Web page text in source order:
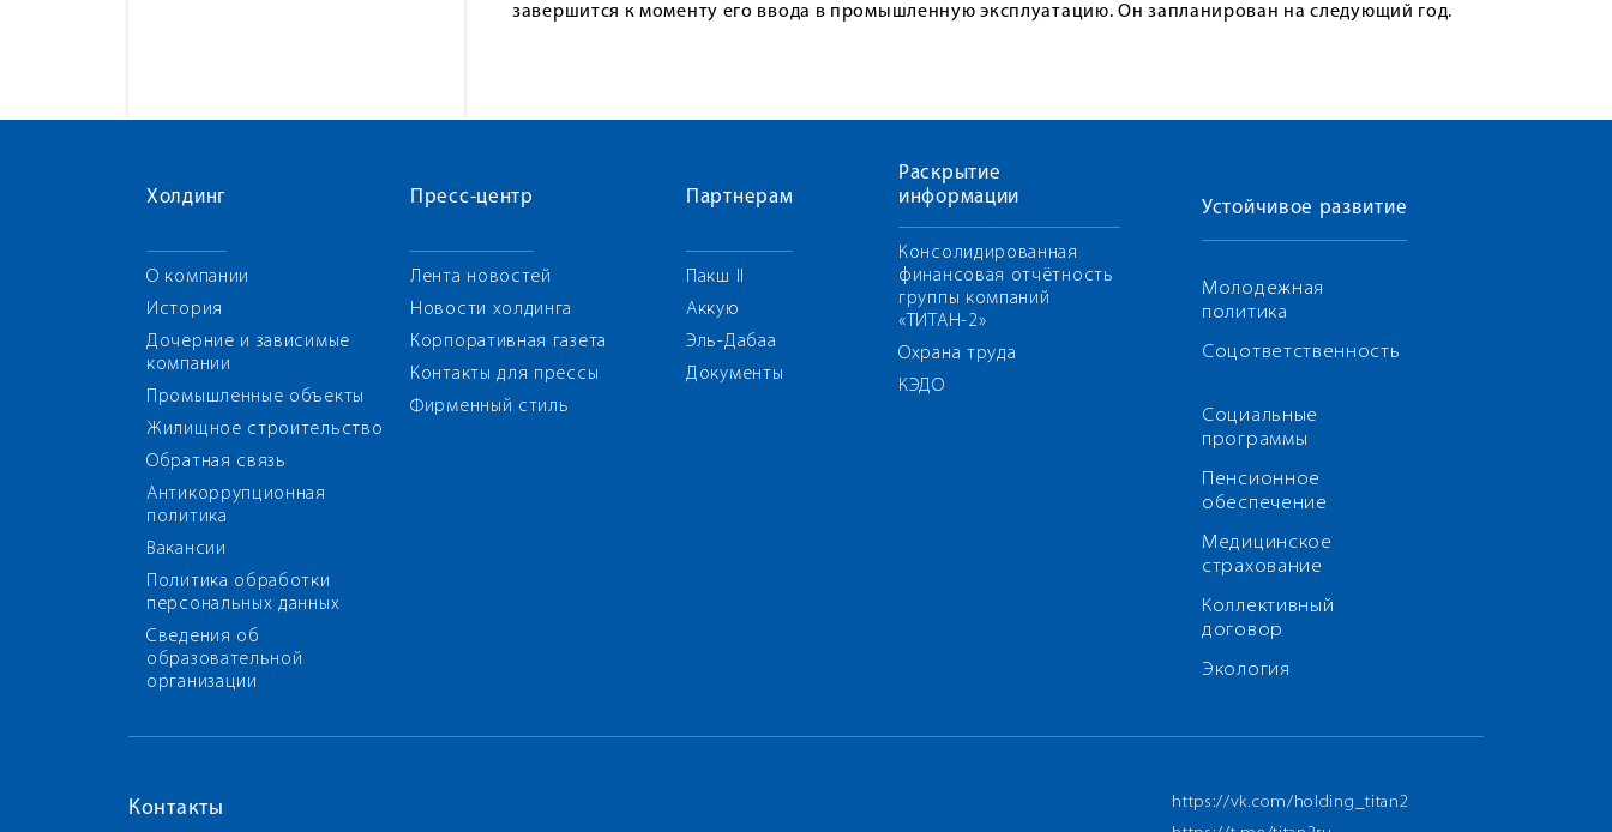
завершится к моменту его ввода в промышленную эксплуатацию. Он запланирован на следующий год.
Холдинг
О компании
История
Дочерние и зависимые
компании
Промышленные объекты
Жилищное строительство
Обратная связь
Антикоррупционная
политика
Вакансии
Политика обработки
персональных данных
Сведения об
образовательной
организации
Пресс-центр
Лента новостей
Новости холдинга
Корпоративная газета
Контакты для прессы
Фирменный стиль
Партнерам
Пакш II
Аккую
Эль-Дабаа
Документы
Раскрытие
информации
Консолидированная
финансовая отчётность
группы компаний
«ТИТАН-2»
Охрана труда
КЭДО
Устойчивое развитие
Молодежная
политика
Соцответственность
Социальные
программы
Пенсионное
обеспечение
Медицинское
страхование
Коллективный
договор
Экология
Контакты
https://vk.com/holding_titan2